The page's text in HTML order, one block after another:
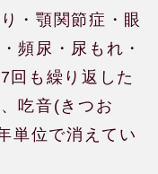
・顎関節症・眼
頻尿・尿もれ・
回も繰り返した
吃音(きつお
単位で消えてい